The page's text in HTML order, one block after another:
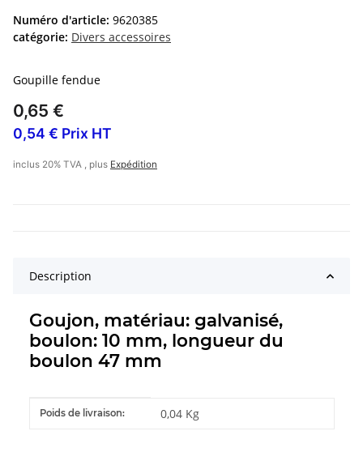
Numéro d'article: 9620385
catégorie: Divers accessoires
Goupille fendue
0,65 €
0,54 € Prix HT
inclus 20% TVA , plus Expédition
Description
Goujon, matériau: galvanisé,
boulon: 10 mm, longueur du
boulon 47 mm
#productDetails.itemInformation#
#productDetails.itemValue#
Poids de livraison: 0,04 Kg